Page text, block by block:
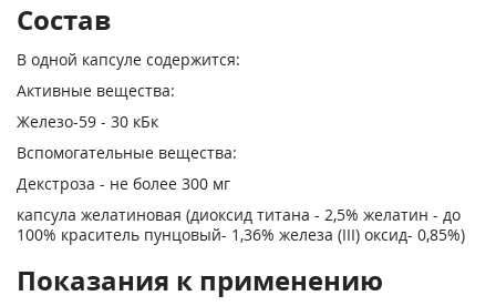
Состав
В одной капсуле содержится:
Активные вещества:
Железо-59 - 30 кБк
Вспомогательные вещества:
Декстроза - не более 300 мг
капсула желатиновая (диоксид титана - 2,5% желатин - до
100% краситель пунцовый- 1,36% железа (III) оксид- 0,85%)
Показания к применению